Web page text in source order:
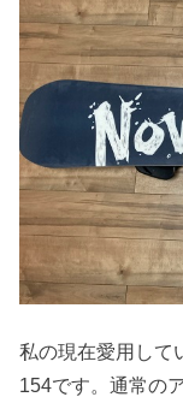
私の現在愛用して
154です。通常の